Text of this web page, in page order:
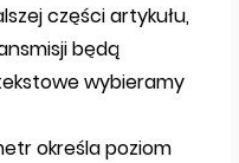
części artykułu,
będą
wybieramy
określa poziom